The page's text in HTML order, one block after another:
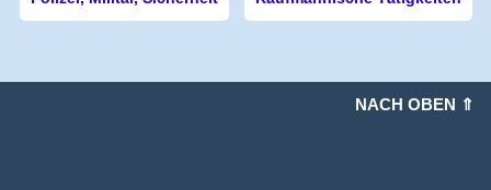
NACH OBEN ⇑